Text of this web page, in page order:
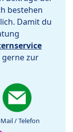
bestehen
Damit du
gerne zur
Mail / Telefon